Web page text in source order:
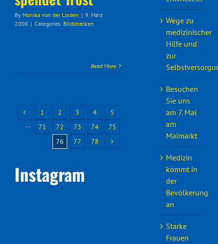
By Monika von der Linden | 9. März
2008 | Categories: Bildstrecken
Read More
1 2 3 4
5
···
71 72 73 74
75
76
77 78
Instagram
Wege zu
medizinischer
Hilfe und
zur
Besuchen
Sie uns
am 7. Mai
am
Maimarkt
Medizin
kommt in
der
Bevölkerung
an
Starke
Frauen